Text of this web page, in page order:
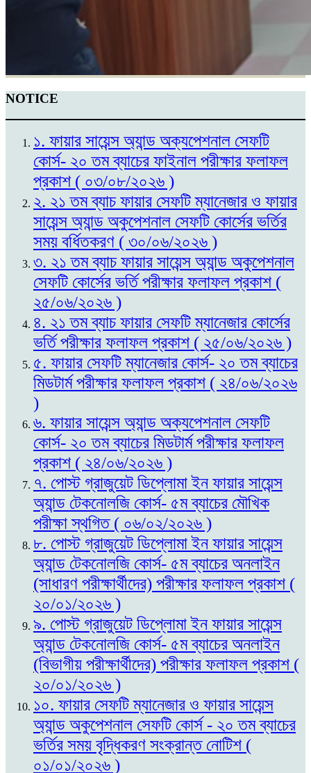
NOTICE
১. ফায়ার সায়েন্স অ্যান্ড অক্যপেশনাল সেফটি
কোর্স- ২০ তম ব্যাচের ফাইনাল পরীক্ষার ফলাফল
প্রকাশ ( ০৩/০৮/২০২৬ )
২. ২১ তম ব্যাচ ফায়ার সেফটি ম্যানেজার ও ফায়ার
সায়েন্স অ্যান্ড অকুপেশনাল সেফটি কোর্সের ভর্তির
সময় বর্ধিতকরণ ( ৩০/০৬/২০২৬ )
৩. ২১ তম ব্যাচ ফায়ার সায়েন্স অ্যান্ড অকুপেশনাল
সেফটি কোর্সের ভর্তি পরীক্ষার ফলাফল প্রকাশ (
২৫/০৬/২০২৬ )
৪. ২১ তম ব্যাচ ফায়ার সেফটি ম্যানেজার কোর্সের
ভর্তি পরীক্ষার ফলাফল প্রকাশ ( ২৫/০৬/২০২৬ )
৫. ফায়ার সেফটি ম্যানেজার কোর্স- ২০ তম ব্যাচের
মিডটার্ম পরীক্ষার ফলাফল প্রকাশ ( ২৪/০৬/২০২৬
)
৬. ফায়ার সায়েন্স অ্যান্ড অক্যপেশনাল সেফটি
কোর্স- ২০ তম ব্যাচের মিডটার্ম পরীক্ষার ফলাফল
প্রকাশ ( ২৪/০৬/২০২৬ )
৭. পোস্ট গ্রাজুয়েট ডিপ্লোমা ইন ফায়ার সায়েন্স
অ্যান্ড টেকনোলজি কোর্স- ৫ম ব্যাচের মৌখিক
পরীক্ষা স্থগিত ( ০৬/০২/২০২৬ )
৮. পোস্ট গ্রাজুয়েট ডিপ্লোমা ইন ফায়ার সায়েন্স
অ্যান্ড টেকনোলজি কোর্স- ৫ম ব্যাচের অনলাইন
(সাধারণ পরীক্ষার্থীদের) পরীক্ষার ফলাফল প্রকাশ (
২০/০১/২০২৬ )
৯. পোস্ট গ্রাজুয়েট ডিপ্লোমা ইন ফায়ার সায়েন্স
অ্যান্ড টেকনোলজি কোর্স- ৫ম ব্যাচের অনলাইন
(বিভাগীয় পরীক্ষার্থীদের) পরীক্ষার ফলাফল প্রকাশ (
২০/০১/২০২৬ )
১০. ফায়ার সেফটি ম্যানেজার ও ফায়ার সায়েন্স
অ্যান্ড অকুপেশনাল সেফটি কোর্স - ২০ তম ব্যাচের
ভর্তির সময় বৃদ্ধিকরণ সংক্রান্ত নোটিশ (
০১/০১/২০২৬ )